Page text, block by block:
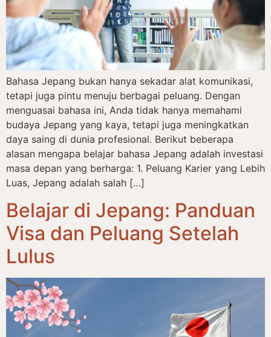
Bahasa Jepang bukan hanya sekadar alat komunikasi,
tetapi juga pintu menuju berbagai peluang. Dengan
menguasai bahasa ini, Anda tidak hanya memahami
budaya Jepang yang kaya, tetapi juga meningkatkan
daya saing di dunia profesional. Berikut beberapa
alasan mengapa belajar bahasa Jepang adalah investasi
masa depan yang berharga: 1. Peluang Karier yang Lebih
Luas, Jepang adalah salah […]
Belajar di Jepang: Panduan
Visa dan Peluang Setelah
Lulus